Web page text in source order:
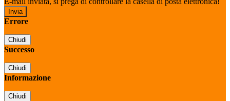
Errore
Chiudi
Successo
Chiudi
Informazione
Chiudi